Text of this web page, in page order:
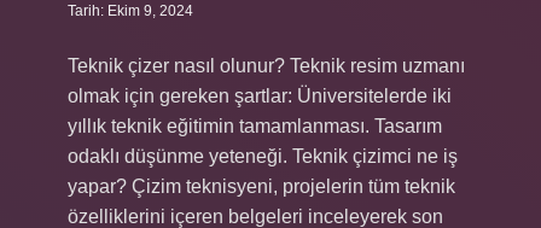
Tarih: Ekim 9, 2024
Teknik çizer nasıl olunur? Teknik resim uzmanı
olmak için gereken şartlar: Üniversitelerde iki
yıllık teknik eğitimin tamamlanması. Tasarım
odaklı düşünme yeteneği. Teknik çizimci ne iş
yapar? Çizim teknisyeni, projelerin tüm teknik
özelliklerini içeren belgeleri inceleyerek son